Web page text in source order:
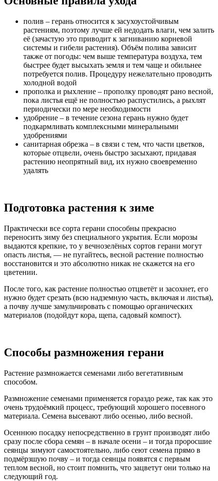
полив – герань относится к засухоустойчивым
растениям, поэтому лучше ей недодать влаги, чем залить
её (зачастую это приводит к загниванию корневой
системы и гибели растения). Объём полива зависит
также от погоды: чем выше температура воздуха, тем
быстрее будет высыхать земля и тем чаще и обильнее
потребуется полив. Процедуру нежелательно проводить
холодной водой
прополка и рыхление – прополку проводят рано весной,
пока листья ещё не полностью распустились, а рыхлят
периодически по мере необходимости
удобрение – в течение сезона герань нужно будет
подкармливать комплексными минеральными
удобрениями
санитарная обрезка – в связи с тем, что части цветков,
которые отцвели, очень быстро засыхают, придавая
растению неопрятный вид, их нужно своевременно
удалять
Подготовка растения к зиме
Практически все сорта герани способны прекрасно
переносить зиму без специального укрытия. Если морозы
выдаются крепкие, то у вечнозелёных сортов герани могут
опасть листья, — не пугайтесь, весной растение полностью
восстановится и это абсолютно никак не скажется на его
цветении.
После того, как растение полностью отцветёт и засохнет, его
нужно будет срезать (всю надземную часть, включая и листья),
а почву лучше замульчировать с помощью органических
материалов (подойдут кора, щепа, садовый компост).
Способы размножения герани
Растение размножается семенами либо вегетативным
способом.
Размножение семенами применяется гораздо реже, так как это
очень трудоёмкий процесс, требующий хорошего посевного
материала. Семена высевают либо осенью, либо весной.
Осеннюю посадку непосредственно в грунт производят либо
сразу после сбора семян – в начале осени – и тогда проросшие
сеянцы зимуют самостоятельно, либо сеют семена прямо в
подмёрзшую почву – и тогда сеянцы появятся с первым
теплом весной, но стоит помнить, что зацветут они только на
следующий год.